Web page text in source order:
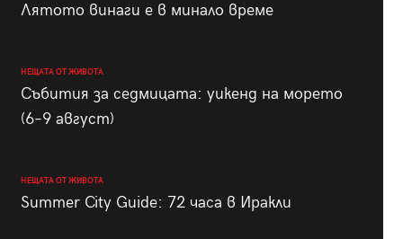
Лятото винаги е в минало време
НЕЩАТА ОТ ЖИВОТА
Събития за седмицата: уикенд на морето
(6–9 август)
НЕЩАТА ОТ ЖИВОТА
Summer City Guide: 72 часа в Иракли